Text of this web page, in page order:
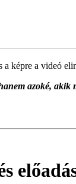
a képre a videó
azoké, akik